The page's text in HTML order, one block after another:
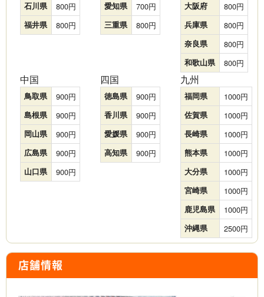
石川県 800
福井県 800
愛知県 700
三重県 800
大阪府 800
兵庫県 800
奈良県 800
和歌山県 800
中国
鳥取県 900
島根県 900
岡山県 900
広島県 900
山口県 900
四国
徳島県 900
香川県 900
愛媛県 900
高知県 900
九州
福岡県 1000
佐賀県 1000
長崎県 1000
熊本県 1000
大分県 1000
宮崎県 1000
鹿児島県 1000
沖縄県 2500
店舗情報